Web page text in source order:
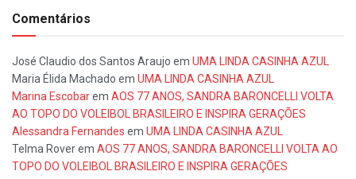
Comentários
José Claudio dos Santos Araujo em UMA LINDA CASINHA AZUL
Maria Élida Machado em UMA LINDA CASINHA AZUL
Marina Escobarem AOS 77 ANOS, SANDRA BARONCELLI VOLTA
AO TOPO DO VOLEIBOL BRASILEIRO E INSPIRA GERAÇÕES
Alessandra Fernandes em UMA LINDA CASINHA AZUL
Telma Roverem AOS 77 ANOS, SANDRA BARONCELLI VOLTA AO
TOPO DO VOLEIBOL BRASILEIRO E INSPIRA GERAÇÕES